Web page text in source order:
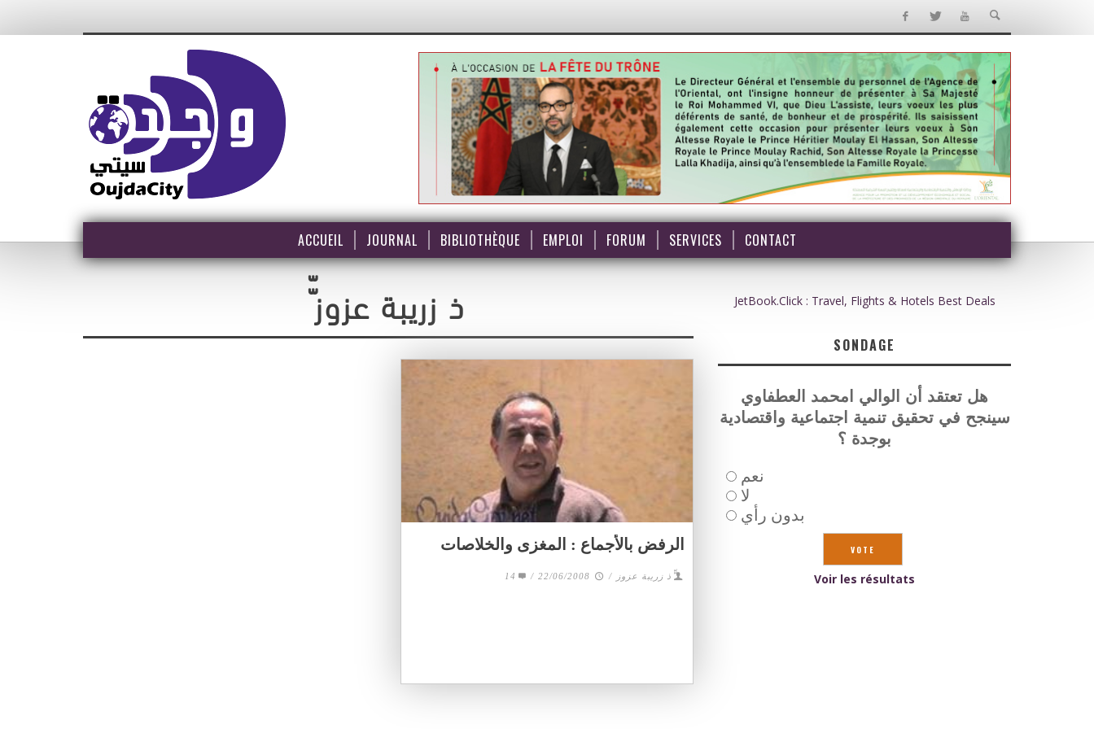
ACCUEIL JOURNAL BIBLIOTHÈQUE EMPLOI FORUM SERVICES CONTACT
ّّذ زريبة عزوز
الرفض بالأجماع : المغزى والخلاصات
ّّذ زريبة عزوز /
22/06/2008
/
14
JetBook.Click : Travel, Flights & Hotels Best Deals
SONDAGE
هل تعتقد أن الوالي امحمد العطفاوي
سينجح في تحقيق تنمية اجتماعية واقتصادية
بوجدة ؟
نعم
لا
بدون رأي
Voir les résultats